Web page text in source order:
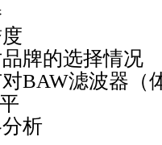
牌的选择情况
滤波器（
析